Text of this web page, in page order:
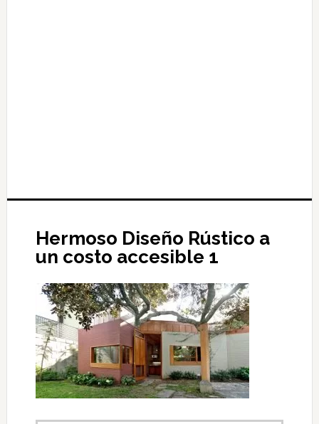
Hermoso Diseño Rústico a
un costo accesible 1